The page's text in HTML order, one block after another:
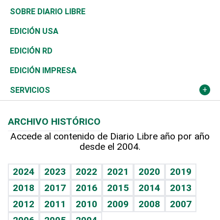
José Boquete
Reportajes
Asia
África
Ocenanía
Caribe
Resto del mundo
Consumo
Vivienda
Telecom.
Global y variable
Economía personal
Belleza
Buena Vida
Sociales
Novedades
Podcast Arte Libre
Hablando con el pediatra
Vida y familia
Eñe
Celebrando la vida
Golf
Ciclismo
Tenis
Olimpismo
Más deportes
Línea de hit
TBT Deportivo
De buena tinta
En Directo
El Espía
Noticiero Poteleche
Columnistas
Clima
Tecnología
Historia
Martes de tecnología
Cambio climático
Mundo
Economía
Revista
Deportes
Opinión
Hecho en casa
Guía del dinero
SOBRE DIARIO LIBRE
EDICIÓN USA
EDICIÓN RD
EDICIÓN IMPRESA
SERVICIOS
Cumpleaños
Horóscopos
Crucigramas
ARCHIVO HISTÓRICO
Accede al contenido de Diario Libre año por año
desde el 2004.
2024 2023 2022 2021 2020
2019
2018
2017 2016 2015 2014
2013
2012
2011 2010 2009 2008
2007